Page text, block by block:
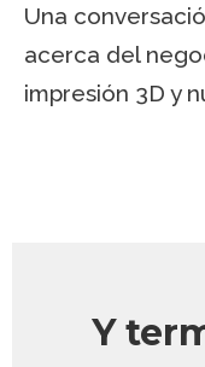
Una
acerca del
impresión 3D y
Y